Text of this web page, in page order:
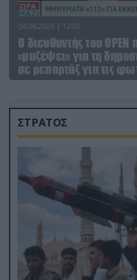
04.08.2026 | 12:02
O διευθυντής του
«μαζέψει» για τη
σε ρεπορτάζ για τις
ΣΤΡΑΤΟΣ